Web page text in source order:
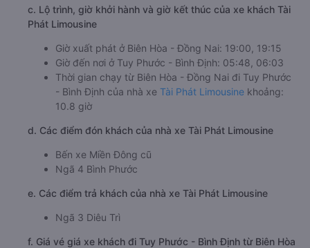
c. Lộ trình, giờ khởi hành và giờ kết thúc của xe khách Tài
Phát Limousine
Giờ xuất phát ở Biên Hòa - Đồng Nai: 19:00, 19:15
Giờ đến nơi ở Tuy Phước - Bình Định: 05:48, 06:03
Thời gian chạy từ Biên Hòa - Đồng Nai đi Tuy Phước
- Bình Định của nhà xe Tài Phát Limousine khoảng:
10.8 giờ
d. Các điểm đón khách của nhà xe Tài Phát Limousine
Bến xe Miền Đông cũ
Ngã 4 Bình Phước
e. Các điểm trả khách của nhà xe Tài Phát Limousine
Ngã 3 Diêu Trì
f. Giá vé giá xe khách đi Tuy Phước - Bình Định từ Biên Hòa